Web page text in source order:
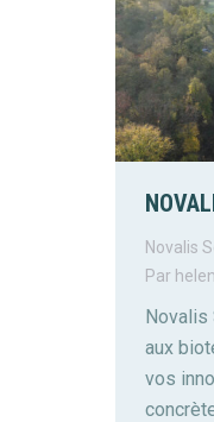
Novalis
Par
Novalis
aux
vos